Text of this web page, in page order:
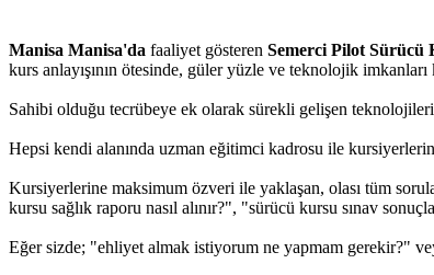
Manisa Manisa'da faaliyet gösteren Semerci Pilot Sürücü
kurs anlayışının ötesinde, güler yüzle ve teknolojik
Sahibi olduğu tecrübeye ek olarak sürekli gelişen teknolojileri
Hepsi kendi alanında uzman eğitimci kadrosu ile
Kursiyerlerine maksimum özveri ile yaklaşan, olası tüm
kursu sağlık raporu nasıl alınır?", "sürücü kursu sınav
Eğer sizde; "ehliyet almak istiyorum ne yapmam gerekir?"